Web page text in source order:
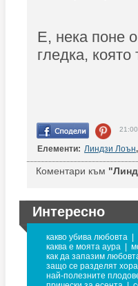
Е, нека поне
гледка,
Елементи: Линдзи Лоън,
Коментари към
Интересно
какво убива любовта
каква е моята аура
как да запазим
защо се разделят
най-полезните